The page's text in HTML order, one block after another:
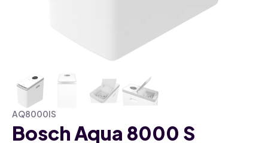
AQ8000IS
Bosch Aqua 8000 S